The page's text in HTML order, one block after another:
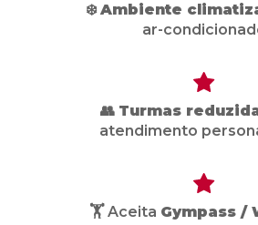
❄️Ambiente
ar-
👥 Turmas
atendimento
🏋️ Aceita Gympass /